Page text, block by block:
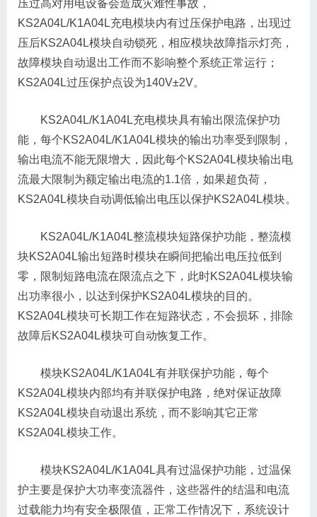
压过高对用电设备会造成灾难性事故，
KS2A04L/K1A04L充电模块内有过压保护电路，出现过
压后KS2A04L模块自动锁死，相应模块故障指示灯亮，
故障模块自动退出工作而不影响整个系统正常运行；
KS2A04L过压保护点设为140V±2V。
KS2A04L/K1A04L充电模块具有输出限流保护功
能，每个KS2A04L/K1A04L模块的输出功率受到限制，
输出电流不能无限增大，因此每个KS2A04L模块输出电
流最大限制为额定输出电流的1.1倍，如果超负荷，
KS2A04L模块自动调低输出电压以保护KS2A04L模块。
KS2A04L/K1A04L整流模块短路保护功能，整流模
块KS2A04L输出短路时模块在瞬间把输出电压拉低到
零，限制短路电流在限流点之下，此时KS2A04L模块输
出功率很小，以达到保护KS2A04L模块的目的。
KS2A04L模块可长期工作在短路状态，不会损坏，排除
故障后KS2A04L模块可自动恢复工作。
模块KS2A04L/K1A04L有并联保护功能，每个
KS2A04L模块内部均有并联保护电路，绝对保证故障
KS2A04L模块自动退出系统，而不影响其它正常
KS2A04L模块工作。
模块KS2A04L/K1A04L具有过温保护功能，过温保
护主要是保护大功率变流器件，这些器件的结温和电流
过载能力均有安全极限值，正常工作情况下，系统设计